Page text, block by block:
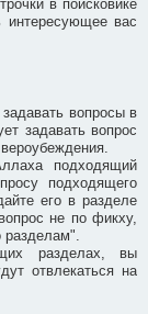
в поисковике
интересующее вас
вопросы в
задавать вопрос
подходящий
подходящего
его в разделе
не по фикху,
разделам".
разделах, вы
отвлекаться на